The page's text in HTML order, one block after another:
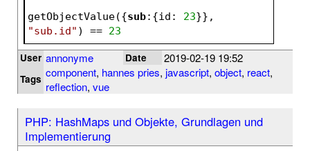
getObjectValue({sub:{id: 23
"sub.id" ) == 23
User annonyme Date 2019-02-19 19:52
Tags component, hannes pries, javascript, object, react,
reflection, vue
PHP: HashMaps und Objekte, Grundlagen und
Implementierung